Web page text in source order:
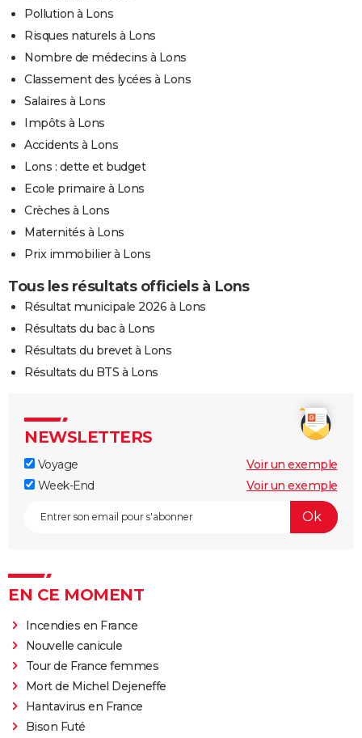
Pollution à Lons
Risques naturels à Lons
Nombre de médecins à Lons
Classement des lycées à Lons
Salaires à Lons
Impôts à Lons
Accidents à Lons
Lons : dette et budget
Ecole primaire à Lons
Crèches à Lons
Maternités à Lons
Prix immobilier à Lons
Tous les résultats officiels à Lons
Résultat municipale 2026 à Lons
Résultats du bac à Lons
Résultats du brevet à Lons
Résultats du BTS à Lons
NEWSLETTERS
Voyage
Voir un exemple
Week-End
Voir un exemple
EN CE MOMENT
Incendies en France
Nouvelle canicule
Tour de France femmes
Mort de Michel Dejeneffe
Hantavirus en France
Bison Futé